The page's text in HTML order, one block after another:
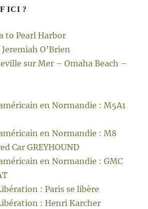
ICI ?
to Pearl Harbor
O’Brien
sur Mer – Omaha Beach –
en Normandie : M5A1
en Normandie : M8
Car GREYHOUND
en Normandie : GMC
: Paris se libère
: Henri Karcher